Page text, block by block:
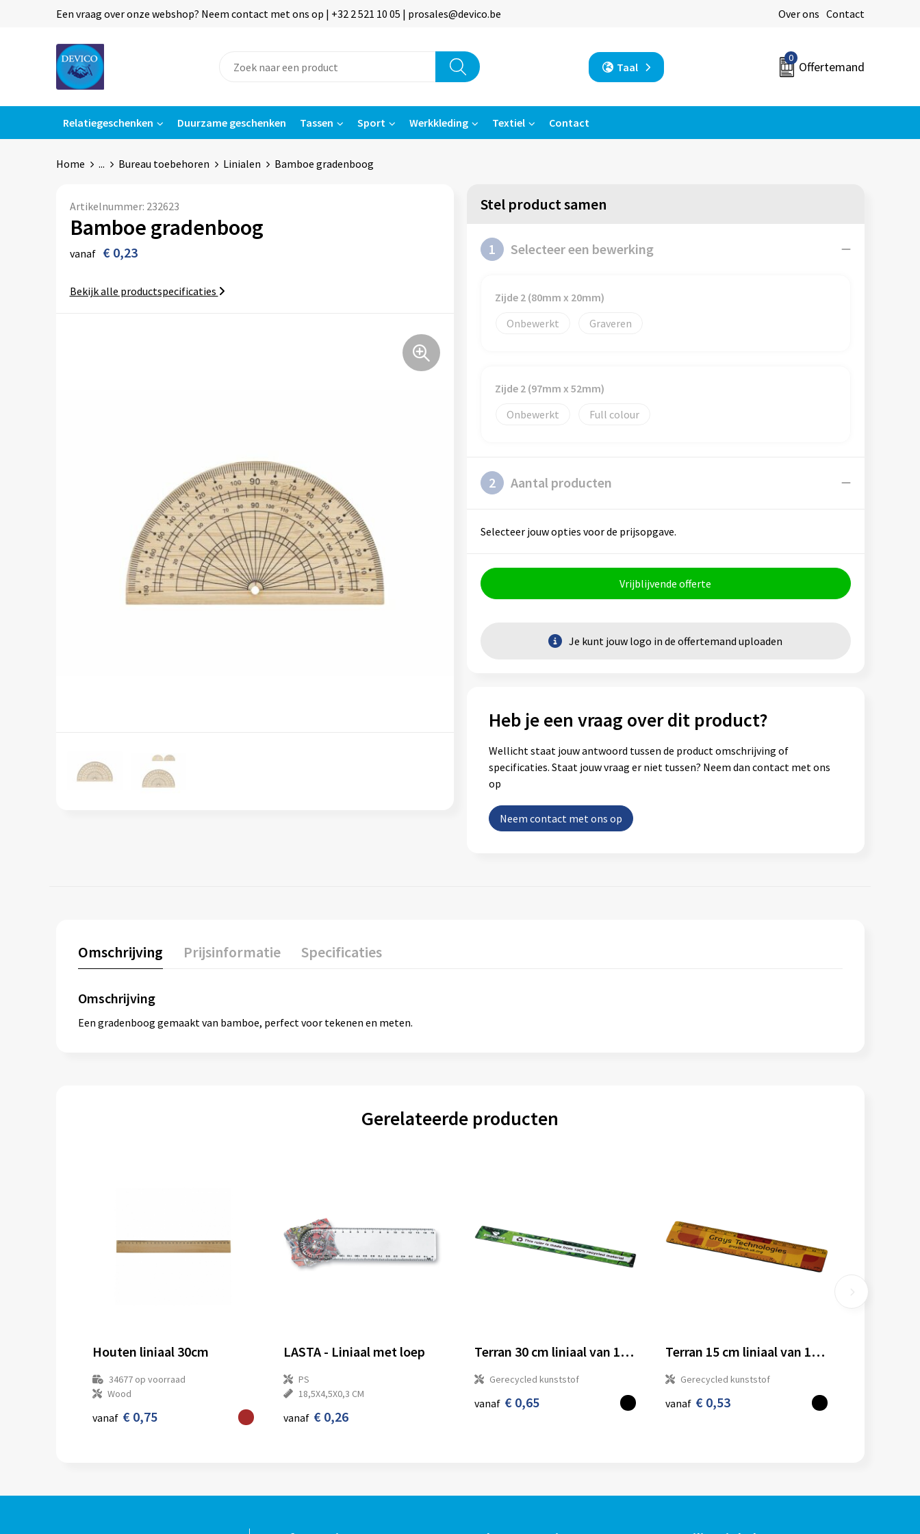
Een vraag over onze webshop? Neem contact met ons op | +32 2 521 10 05 | prosales@devico.be Over ons Contact
Taal
0
Offertemand
Relatiegeschenken Duurzame geschenken Tassen Sport Werkkleding Textiel Contact
Home ... Bureau toebehoren Linialen Bamboe gradenboog
Artikelnummer: 232623
Bamboe gradenboog
vanaf € 0,23
Bekijk alle productspecificaties
Stel product samen
1 Selecteer een bewerking
Zijde 2 (80mm x 20mm)
Onbewerkt
Graveren
Zijde 2 (97mm x 52mm)
Onbewerkt
Full colour
2 Aantal producten
Selecteer jouw opties voor de prijsopgave.
Vrijblijvende offerte
Je kunt jouw logo in de offertemand uploaden
Heb je een vraag over dit product?
Wellicht staat jouw antwoord tussen de product omschrijving of
specificaties. Staat jouw vraag er niet tussen? Neem dan contact met ons
op
Neem contact met ons op
Omschrijving Prijsinformatie Specificaties
Omschrijving
Een gradenboog gemaakt van bamboe, perfect voor tekenen en meten.
Gerelateerde producten
Houten liniaal 30cm
34677op voorraad
Wood
vanaf € 0,75
LASTA - Liniaal met loep
PS
18,5X4,5X0,3 CM
vanaf € 0,26
Terran 30 cm liniaal van 100% gerecycled kunststof
Gerecycled kunststof
vanaf € 0,65
Terran 15 cm liniaal van 100% gerecycled kunststof
Gerecycled kunststof
vanaf € 0,53